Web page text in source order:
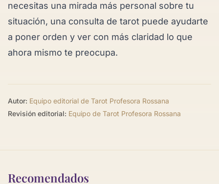
necesitas una mirada más personal sobre tu
situación, una consulta de tarot puede ayudarte
a poner orden y ver con más claridad lo que
ahora mismo te preocupa.
Autor: Equipo editorial de Tarot Profesora Rossana
Revisión editorial: Equipo de Tarot Profesora Rossana
Recomendados